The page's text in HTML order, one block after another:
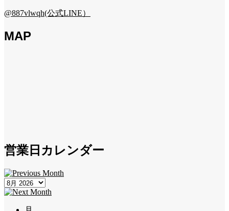
@887vlwqh(公式LINE）
MAP
営業日カレンダー